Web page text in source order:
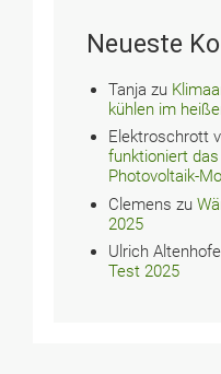
Neueste
Tanja zu
kühlen im
Elektroschrott
funktioniert
Photovoltaik-
Clemens zu
2025
Ulrich
Test 2025